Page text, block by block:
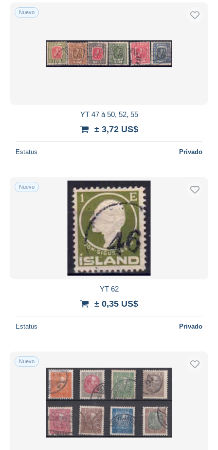
Nuevo
YT 47 à 50, 52, 55
± 3,72 US$
Estatus Privado
Nuevo
YT 62
± 0,35 US$
Estatus Privado
Nuevo